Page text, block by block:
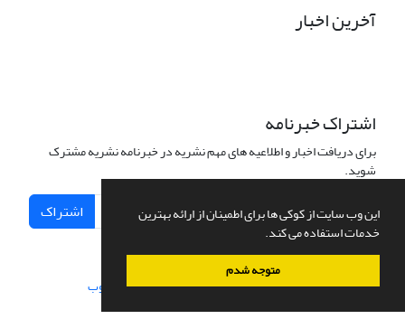
این وب سایت از کوکی ها برای اطمینان از ارائه بهترین
خدمات استفاده می کند.
متوجه شدم
آخرین اخبار
اشتراک خبرنامه
برای دریافت اخبار و اطلاعیه های مهم نشریه در خبرنامه نشریه مشترک
شوید.
اشتراک
سامانه مدیریت نشریات علمی.طراحی و پیاده سازی از سیناوب